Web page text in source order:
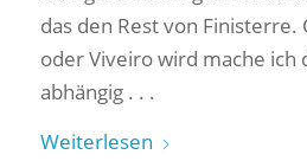
das den Rest von Finisterre.
oder Viveiro wird mache ich
abhängig . . .
Weiterlesen